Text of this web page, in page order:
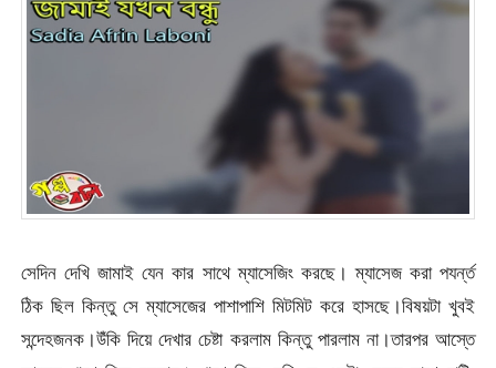
সেদিন দেখি জামাই যেন কার সাথে ম্যাসেজিং করছে। ম্যাসেজ করা পযর্ন্ত
ঠিক ছিল কিন্তু সে ম্যাসেজের পাশাপাশি মিটমিট করে হাসছে।বিষয়টা খুবই
সন্দেহজনক।উঁকি দিয়ে দেখার চেষ্টা করলাম কিন্তু পারলাম না।তারপর আস্তে